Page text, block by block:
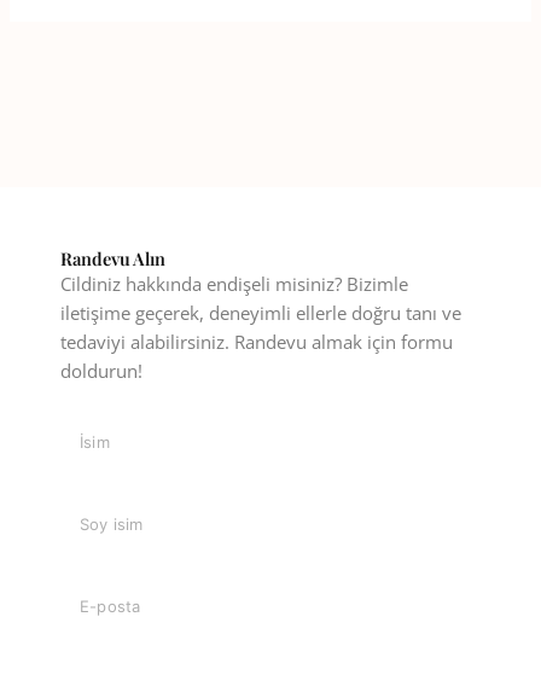
Randevu Alın
Cildiniz hakkında endişeli misiniz? Bizimle
iletişime geçerek, deneyimli ellerle doğru tanı ve
tedaviyi alabilirsiniz. Randevu almak için formu
doldurun!